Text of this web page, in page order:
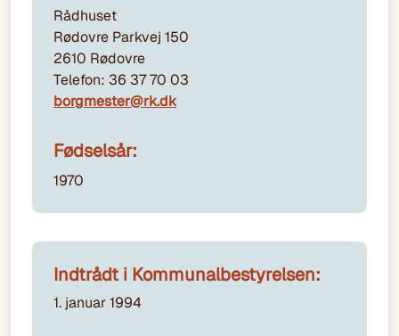
Rådhuset
Rødovre Parkvej 150
2610 Rødovre
Telefon: 36 37 70 03
borgmester@rk.dk
Fødselsår:
1970
Indtrådt i Kommunalbestyrelsen:
1. januar 1994